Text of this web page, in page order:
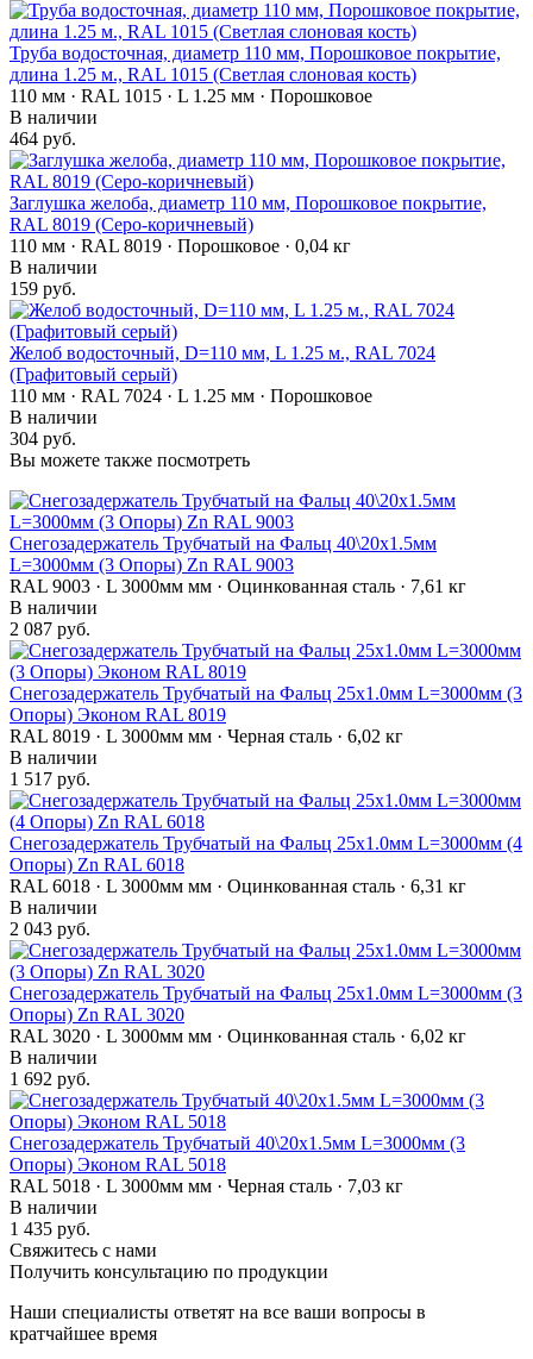
Труба водосточная, диаметр 110 мм, Порошковое покрытие,
длина 1.25 м., RAL 1015 (Светлая слоновая кость)
110 мм · RAL 1015 · L 1.25 мм · Порошковое
В наличии
464 руб.
Заглушка желоба, диаметр 110 мм, Порошковое покрытие,
RAL 8019 (Серо-коричневый)
110 мм · RAL 8019 · Порошковое · 0,04 кг
В наличии
159 руб.
Желоб водосточный, D=110 мм, L 1.25 м., RAL 7024
(Графитовый серый)
110 мм · RAL 7024 · L 1.25 мм · Порошковое
В наличии
304 руб.
Вы можете также посмотреть
Снегозадержатель Трубчатый на Фальц 40\20х1.5мм
L=3000мм (3 Опоры) Zn RAL 9003
RAL 9003 · L 3000мм мм · Оцинкованная сталь · 7,61 кг
В наличии
2 087 руб.
Снегозадержатель Трубчатый на Фальц 25х1.0мм L=3000мм (3
Опоры) Эконом RAL 8019
RAL 8019 · L 3000мм мм · Черная сталь · 6,02 кг
В наличии
1 517 руб.
Снегозадержатель Трубчатый на Фальц 25х1.0мм L=3000мм (4
Опоры) Zn RAL 6018
RAL 6018 · L 3000мм мм · Оцинкованная сталь · 6,31 кг
В наличии
2 043 руб.
Снегозадержатель Трубчатый на Фальц 25х1.0мм L=3000мм (3
Опоры) Zn RAL 3020
RAL 3020 · L 3000мм мм · Оцинкованная сталь · 6,02 кг
В наличии
1 692 руб.
Снегозадержатель Трубчатый 40\20х1.5мм L=3000мм (3
Опоры) Эконом RAL 5018
RAL 5018 · L 3000мм мм · Черная сталь · 7,03 кг
В наличии
1 435 руб.
Свяжитесь с нами
Получить консультацию по продукции
Наши специалисты ответят на все ваши вопросы в
кратчайшее время